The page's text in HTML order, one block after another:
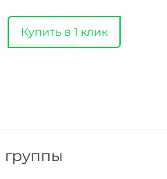
Купить в 1 клик
группы